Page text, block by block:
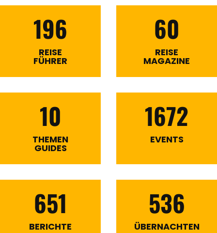
196
REISE
FÜHRER
60
REISE
MAGAZINE
10
THEMEN
GUIDES
1672
EVENTS
651
BERICHTE
536
ÜBERNACHTEN